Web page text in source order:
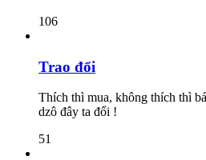
106
Trao đổi
Thích thì mua, không thích thì
dzô đây ta đổi !
51